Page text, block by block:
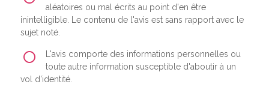
aléatoires ou mal écrits au point d'en être
inintelligible. Le contenu de l'avis est sans rapport avec le
sujet noté.
L'avis comporte des informations personnelles ou
toute autre information susceptible d'aboutir à un
vol d'identité.